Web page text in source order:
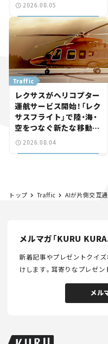
道路計画】
2026.08.05
レクサスがヘリコプター
運航サービス開始！「レク
サスフライト」で陸・海・
空をつなぐ新たな移動体
験とは
Traffic
2026.08.04
トップ Traffic AIが片側交互通行をコントロール。日本初「長野方式」の最新道路対策を、国道19号・
メルマガ「KURU KURA
新着記事やプレゼントクイ
けします。耳寄りなプレゼン
メル